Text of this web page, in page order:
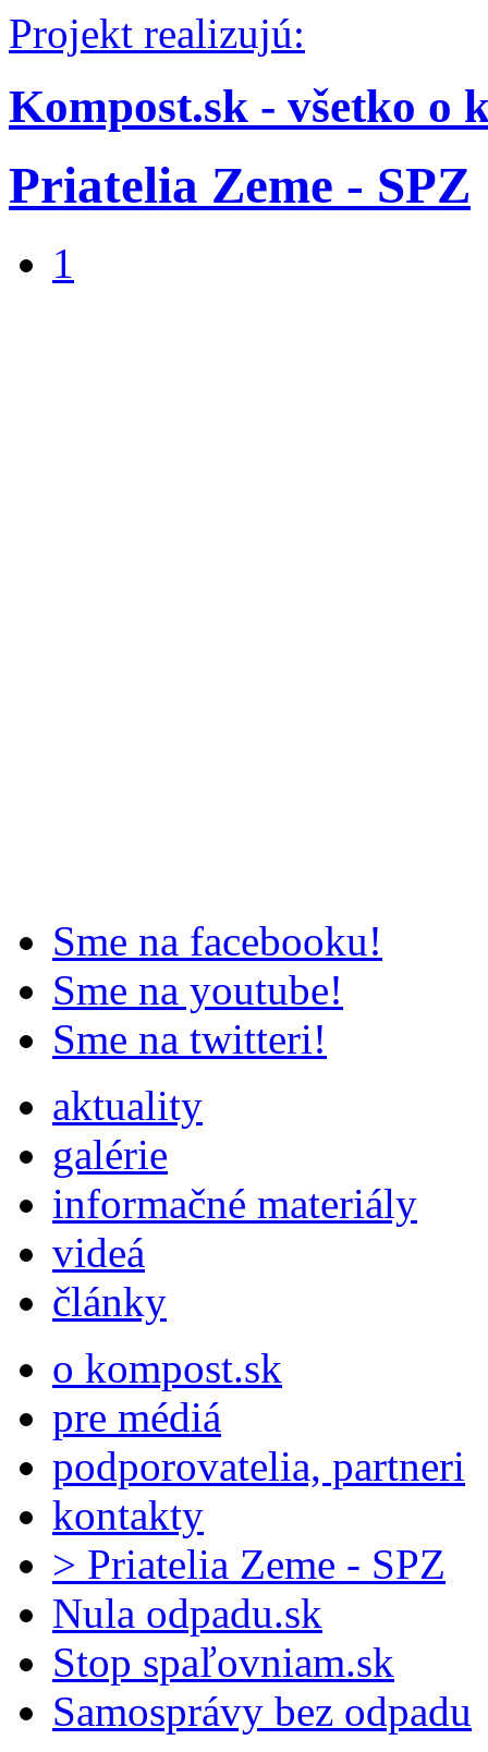
Projekt realizujú:
Kompost.sk - všetko o
Priatelia Zeme - SPZ
1
Sme na facebooku!
Sme na youtube!
Sme na twitteri!
aktuality
galérie
informačné materiály
videá
články
o kompost.sk
pre médiá
podporovatelia, partneri
kontakty
> Priatelia Zeme - SPZ
Nula odpadu.sk
Stop spaľovniam.sk
Samosprávy bez odpadu